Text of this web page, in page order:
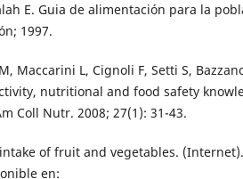
E. Guia de alimentación para la
1997.
Maccarini L, Cignoli F, Setti S,
nutritional and food safety
Coll Nutr. 2008; 27(1): 31-43.
of fruit and vegetables.
en: